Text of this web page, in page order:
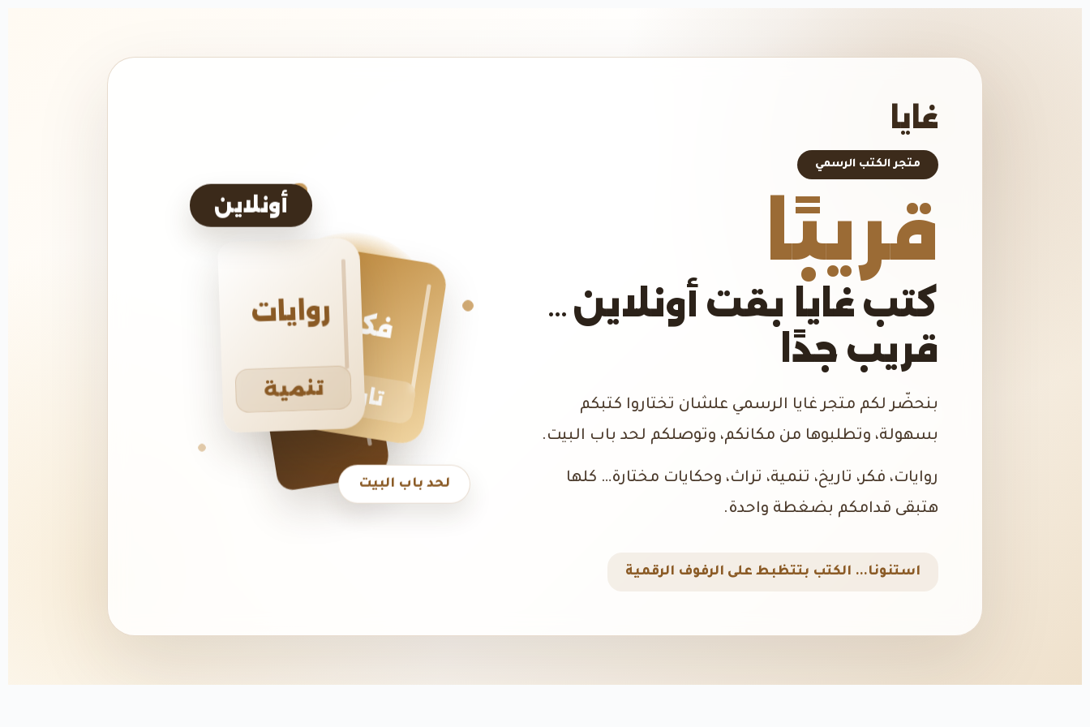
غايا
متجر الكتب الرسمي
قريبًا
كتب غايا بقت أونلاين…
قريب جدًا
بنحضّر لكم متجر غايا الرسمي علشان تختاروا كتبكم
بسهولة، وتطلبوها من مكانكم، وتوصلكم لحد باب البيت.
روايات، فكر، تاريخ، تنمية، تراث، وحكايات مختارة… كلها
هتبقى قدامكم بضغطة واحدة.
استنونا… الكتب بتتظبط على الرفوف الرقمية
أونلاين
لحد باب البيت
فكر
تاريخ
روايات
تنمية